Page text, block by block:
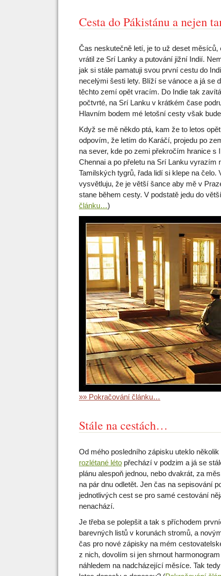
Cesta do Pákistánu a nejen
Čas neskutečně letí, je to už deset měsíců,
vrátil ze Srí Lanky a putování jižní Indií.
jak si stále pamatuji svou první cestu do
necelými šesti lety. Blíží se vánoce a já se
těchto zemí opět vracím. Do Indie tak
počtvrté, na Srí Lanku v krátkém čase
Hlavním bodem mé letošní cesty však
Když se mě někdo ptá, kam že to letos
odpovím, že letím do Karáčí, projedu po
na sever, kde po zemi překročím hranice s
Chennai a po přeletu na Srí Lanku vyrazím
Tamilských tygrů, řada lidí si klepe na čelo.
vysvětluju, že je větší šance aby mě v
stane během cesty. V podstatě jedu do
článku…)
»» Pokračování článku…
Stále na cestách…
Od mého posledního zápisku uteklo
rozlétané léto přechází v podzim a já se
plánu alespoň jednou, nebo dvakrát, za
na pár dnu odletět. Jen čas na sepisování
jednotlivých cest se pro samé cestování
nenachází.
Je třeba se polepšit a tak s příchodem
barevných listů v korunách stromů, a
čas pro nové zápisky na mém
z nich, dovolím si jen shrnout
náhledem na nadcházející měsíce. Tak